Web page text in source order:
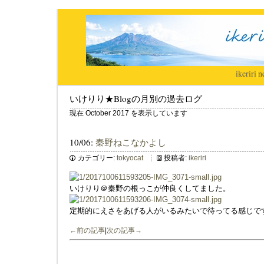
ikeriri|
いけりり★Blogの月別の過去ログ
現在 October 2017 を表示しています
10/06: 秦野ねこなかよし
カテゴリー: tokyocat 投稿者: ikeriri
いけりり＠秦野の根っこが仲良くしてました。
定期的にえさをあげる人がいるみたいで待ってる感じで
←前の記事 次の記事→